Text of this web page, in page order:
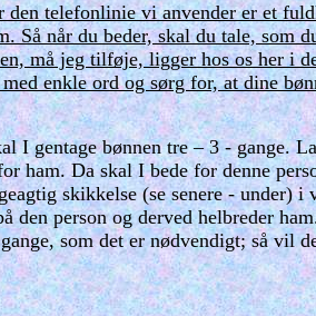
telefonlinie vi anvender er et
Så når du beder, skal du tale, som
må jeg tilføje, ligger hos os her i
enkle ord og sørg for, at dine
I gentage bønnen tre – 3 - gange.
ham. Da skal I bede for denne
skikkelse (se senere - under) i
den person og derved helbreder
som det er nødvendigt; så vil